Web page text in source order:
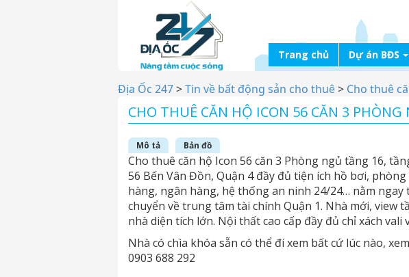
Trang chủ Dự án BĐS
Địa Ốc 247>Tin về bất động sản cho thuê> Cho thuê
CHO THUÊ CĂN HỘ ICON 56 CĂN 3 PHÒNG
Mô tả Bản đồ
Cho thuê căn hộ Icon 56 căn 3 Phòng ngủ tầng 16,
56 Bến Vân Đồn, Quận 4 đầy đủ tiện ích hồ bơi, phòng
hàng, ngân hàng, hệ thống an ninh 24/24… nằm ngay
chuyển về trung tâm tài chính Quận 1. Nhà mới, view
nhà diện tích lớn. Nội thất cao cấp đầy đủ chỉ xách vali
Nhà có chìa khóa sẵn có thể đi xem bất cứ lúc nào,
0903 688 292